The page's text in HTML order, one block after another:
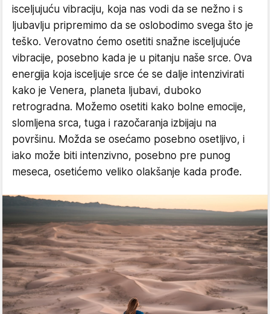
isceljujuću vibraciju, koja nas vodi da se nežno i s
ljubavlju pripremimo da se oslobodimo svega što je
teško. Verovatno ćemo osetiti snažne isceljujuće
vibracije, posebno kada je u pitanju naše srce. Ova
energija koja isceljuje srce će se dalje intenzivirati
kako je Venera, planeta ljubavi, duboko
retrogradna. Možemo osetiti kako bolne emocije,
slomljena srca, tuga i razočaranja izbijaju na
površinu. Možda se osećamo posebno osetljivo, i
iako može biti intenzivno, posebno pre punog
meseca, osetićemo veliko olakšanje kada prođe.